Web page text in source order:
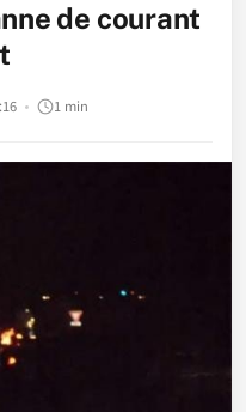
de courant
1 min